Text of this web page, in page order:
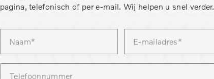
pagina, telefonisch of per e-mail. Wij helpen u snel verder.